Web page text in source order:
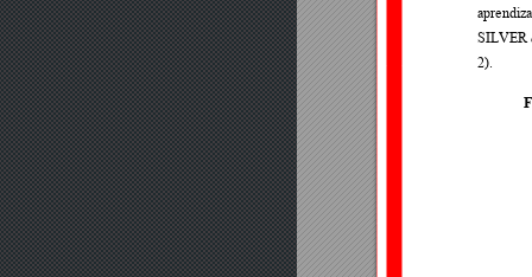
SILVER
2).